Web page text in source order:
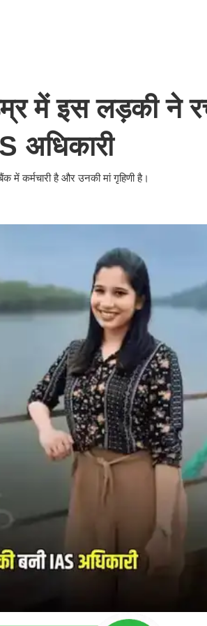
में इस लड़की ने
अधिकारी
में कर्मचारी है और उनकी मां गृहिणी है।